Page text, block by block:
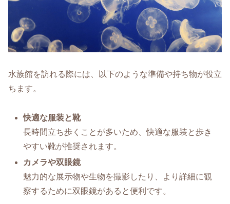
水族館を訪れる際には、以下のような準備や持ち物が役立
ちます。
快適な服装と靴
長時間立ち歩くことが多いため、快適な服装と歩き
やすい靴が推奨されます。
カメラや双眼鏡
魅力的な展示物や生物を撮影したり、より詳細に観
察するために双眼鏡があると便利です。